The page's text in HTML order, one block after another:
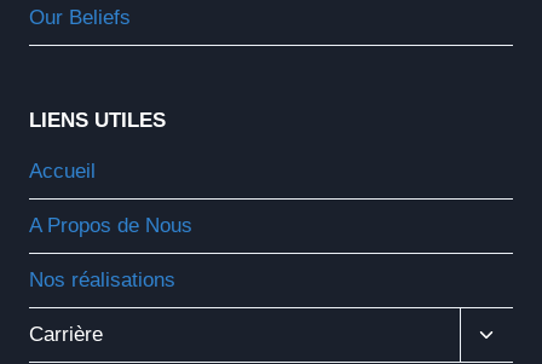
Our Beliefs
LIENS UTILES
Accueil
A Propos de Nous
Nos réalisations
Carrière